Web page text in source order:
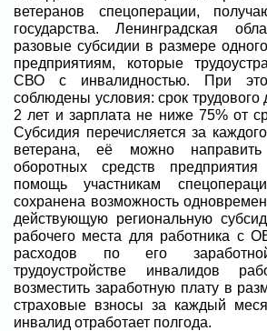
ветеранов спецоперации,
государства. Ленинградская
разовые субсидии в размере
предприятиям, которые
СВО с инвалидностью. При
соблюдены условия: срок
2 лет и зарплата не ниже 75% от
Субсидия перечисляется за
ветерана, её можно
оборотных средств
помощь участникам
сохранена возможность
действующую региональную
рабочего места для работника с
расходов по его
трудоустройстве инвалидов
возместить заработную плату в
страховые взносы за каждый
инвалид отработает полгода.